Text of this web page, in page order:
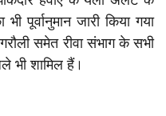
पूर्वानुमान जारी किया गया
समेत रीवा संभाग के सभी
भी शामिल हैं।